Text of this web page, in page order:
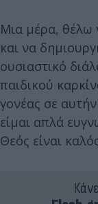
Μια μέρα, θέλω
και να
ουσιαστικό
παιδικού
γονέας σε
είμαι απλά
Θεός είναι